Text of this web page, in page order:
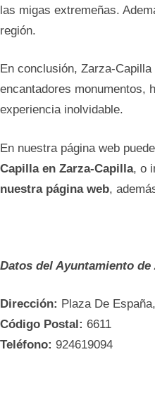
las migas extremeñas.
región.
En conclusión, Zarza-
encantadores monumentos,
experiencia inolvidable.
En nuestra página web
Capilla en Zarza-Capilla, o
nuestra página web,
Datos del Ayuntamiento dе
Dirección: Plaza De
Código Postal: 6611
Teléfono: 924619094